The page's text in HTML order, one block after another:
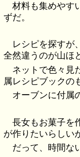
材料も集めやす
ずだ。
レシピを探すが
全然違うのが山ほ
ネットで色々見
属レシピブックの
オーブンに付属
長女もお菓子を
が作りたいらしい
だって、時間な